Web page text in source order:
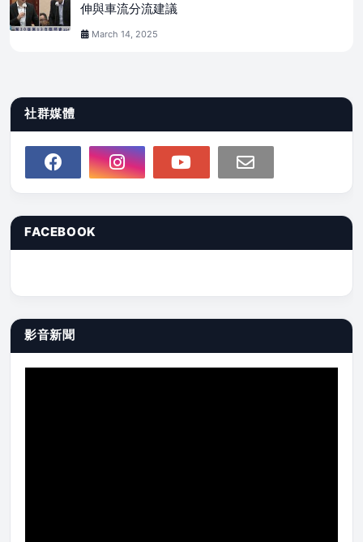
伸與車流分流建議
March 14, 2025
社群媒體
FACEBOOK
影音新聞